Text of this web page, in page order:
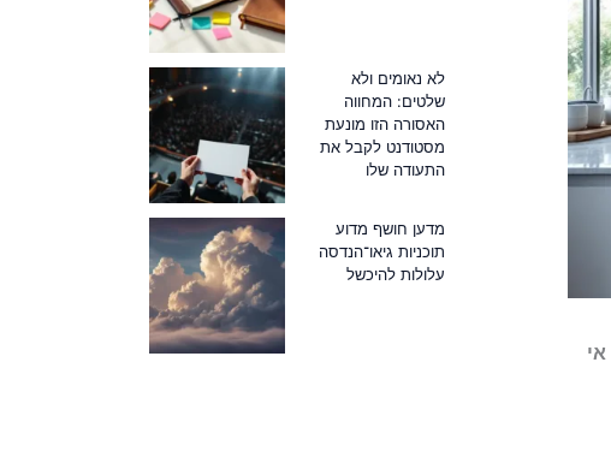
אי
לא נאומים ולא
שלטים: המחווה
האסורה הזו מונעת
מסטודנט לקבל את
התעודה שלו
מדען חושף מדוע
תוכניות גיאו־הנדסה
עלולות להיכשל